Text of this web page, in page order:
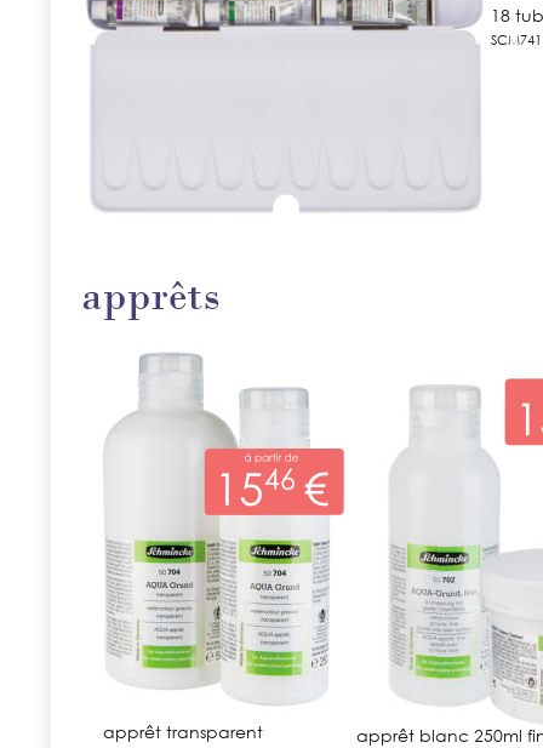
18
apprêts
apprêt transparent
apprêt blanc 250ml